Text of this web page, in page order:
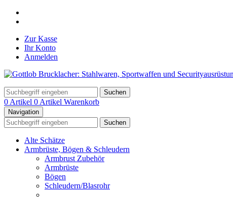
Zur Kasse
Ihr Konto
Anmelden
Suchen
0 Artikel 0 Artikel Warenkorb
Navigation
Suchen
Alte Schätze
Armbrüste, Bögen & Schleudern
Armbrust Zubehör
Armbrüste
Bögen
Schleudern/Blasrohr